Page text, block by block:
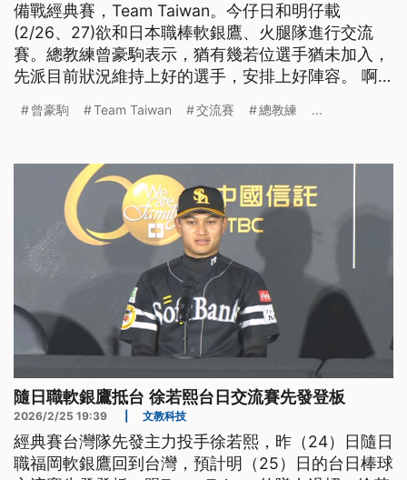
備戰經典賽，Team Taiwan。今仔日和明仔載
(2/26、27)欲和日本職棒軟銀鷹、火腿隊進行交流
賽。總教練曾豪駒表示，猶有幾若位選手猶未加入，
先派目前狀況維持上好的選手，安排上好陣容。 啊
位，曾豪駒表示，人選明仔載公佈。（新聞標題、導
曾豪駒 Team Taiwan 交流賽 總教練 ...
隨日職軟銀鷹抵台 徐若熙台日交流賽先發登板
2026/2/25 19:39 文教科技
經典賽台灣隊先發主力投手徐若熙，昨（24）日隨日
職福岡軟銀鷹回到台灣，預計明（25）日的台日棒球